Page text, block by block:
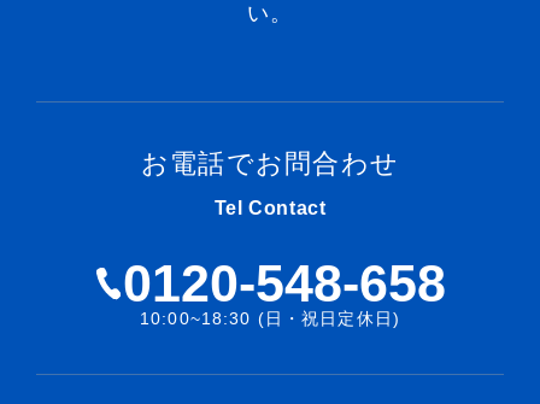
い。
お電話でお問合わせ
Tel Contact
0120-548-658
10:00~18:30 (日・祝日定休日)